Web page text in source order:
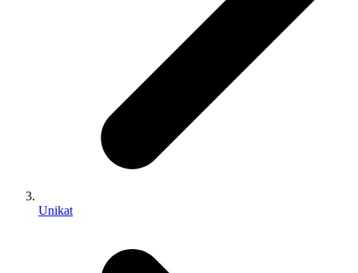
Unikat